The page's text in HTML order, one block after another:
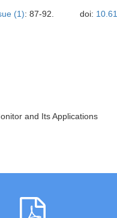
(1): 87-92. doi:
and Its Applications